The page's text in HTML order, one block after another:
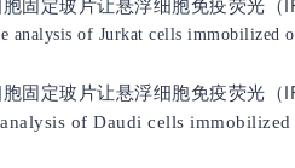
analysis of Jurkat cells
of Daudi cells